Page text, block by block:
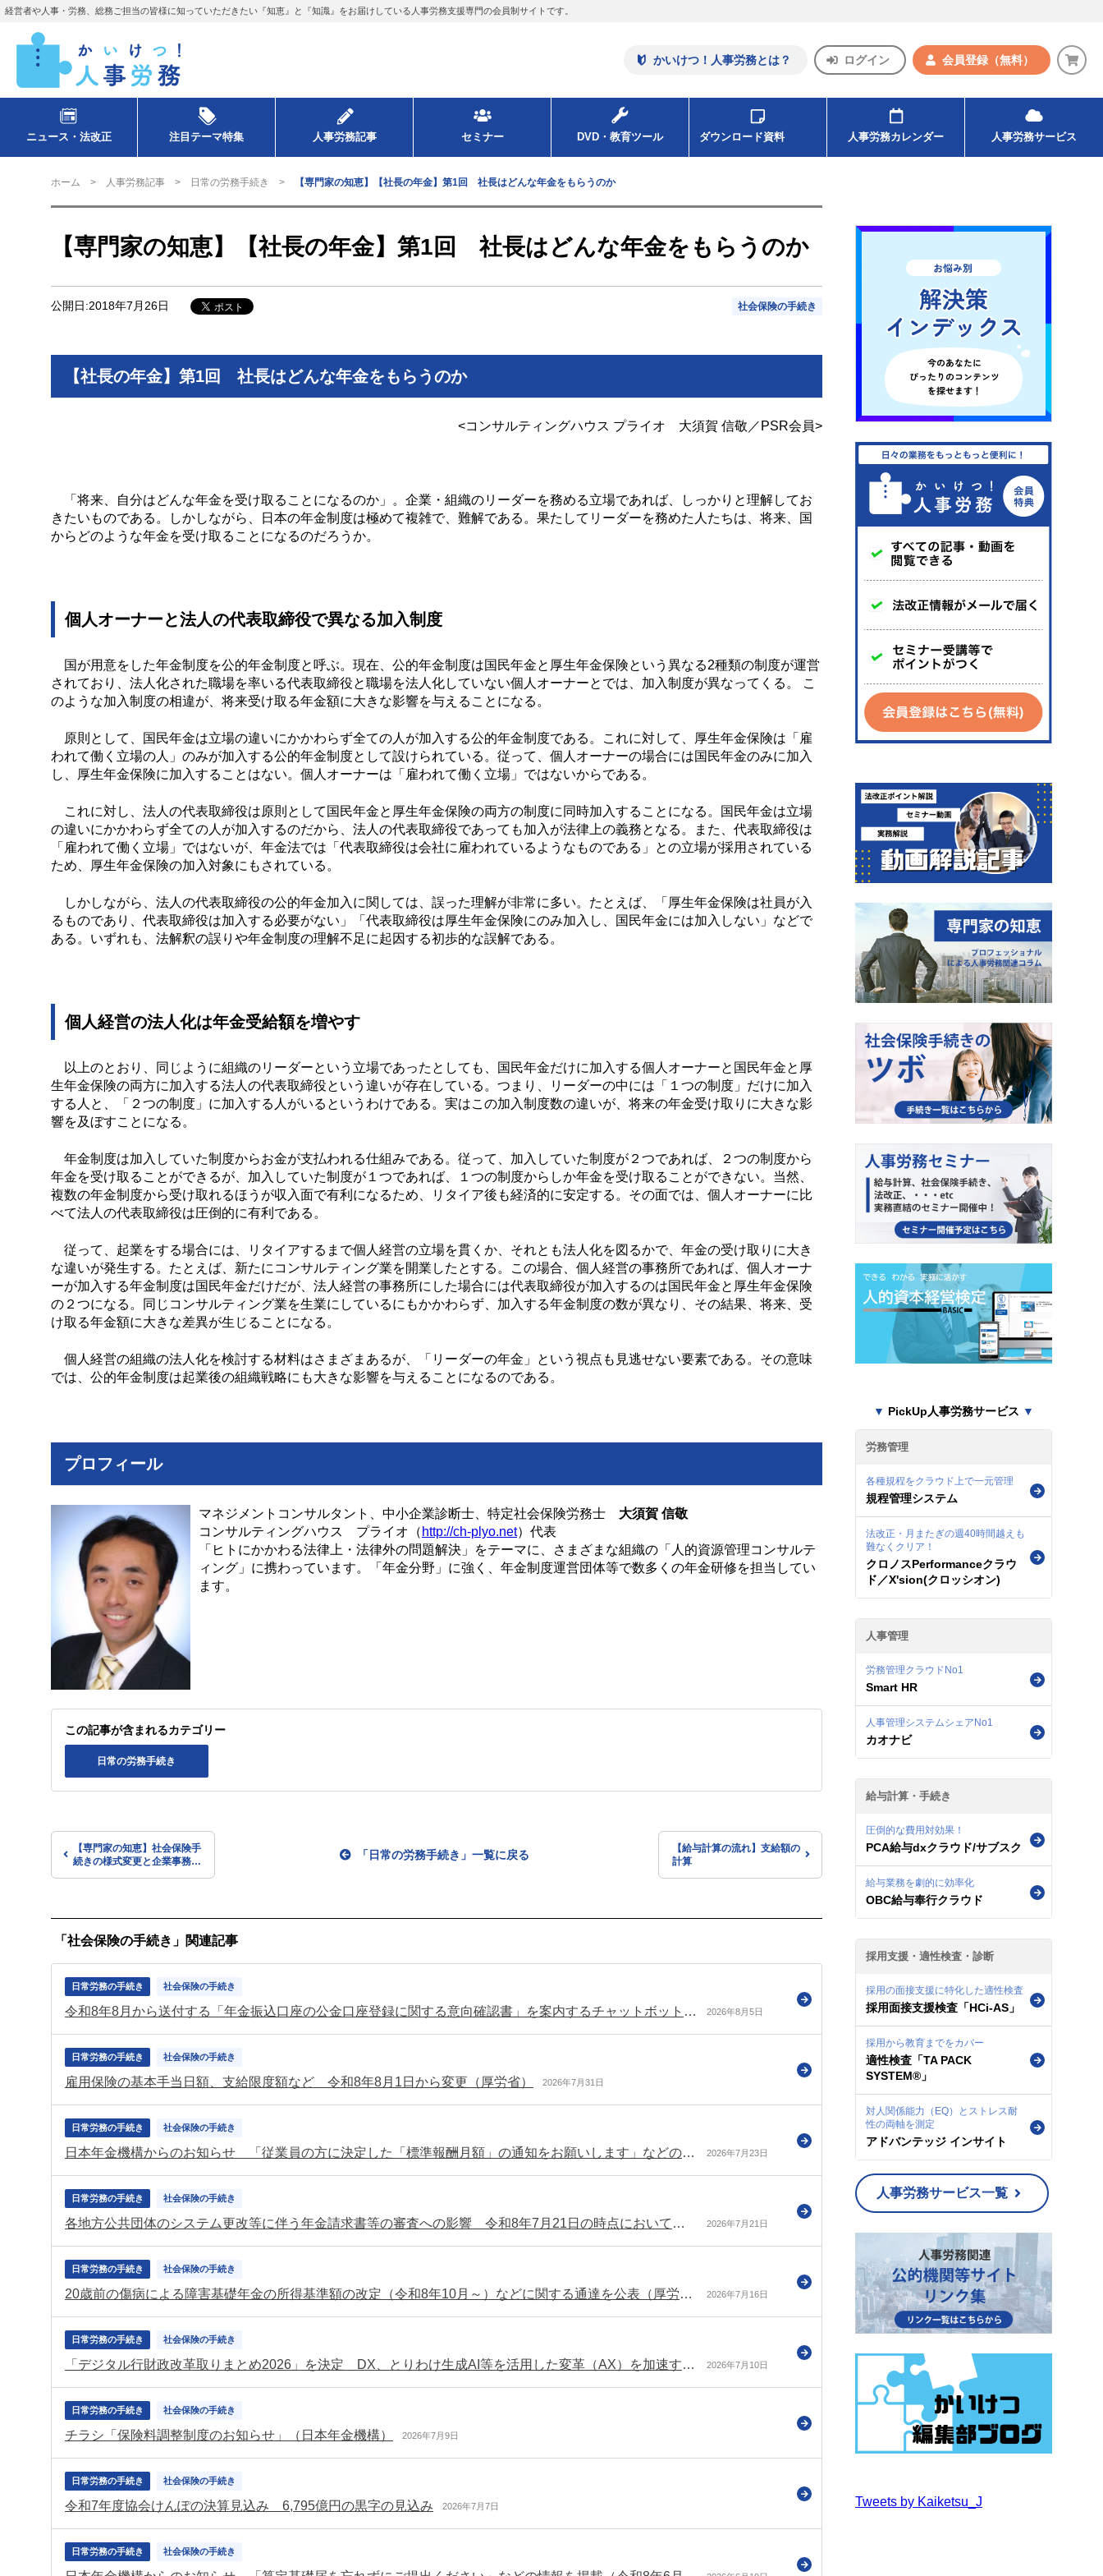
経営者や人事・労務、総務ご担当の皆様に知っていただきたい『知恵』と『知識』をお届けしている人事労務支援専門の会員制サイトです。
かいけつ！人事労務とは？ ログイン 会員登録 （無料）
ニュース・法改正 注目テーマ特集 人事労務記事 セミナー DVD・教育ツール ダウンロード資料 人事労務カレンダー 人事労務サービス
ホーム 人事労務記事 日常の労務手続き 【専門家の知恵】【社長の年金】第1回 社長はどんな年金をもらうのか
【専門家の知恵】【社長の年金】第1回 社長はどんな年金をもらうのか
公開日:2018年7月26日 社会保険の手続き
【社長の年金】第1回 社長はどんな年金をもらうのか
<コンサルティングハウス プライオ 大須賀 信敬／PSR会員>
「将来、自分はどんな年金を受け取ることになるのか」。企業・組織のリーダーを務める立場であれば、しっかりと理解してお
きたいものである。しかしながら、日本の年金制度は極めて複雑で、難解である。果たしてリーダーを務めた人たちは、将来、国
からどのような年金を受け取ることになるのだろうか。
個人オーナーと法人の代表取締役で異なる加入制度
国が用意をした年金制度を公的年金制度と呼ぶ。現在、公的年金制度は国民年金と厚生年金保険という異なる2種類の制度が運営
されており、法人化された職場を率いる代表取締役と職場を法人化していない個人オーナーとでは、加入制度が異なってくる。 こ
のような加入制度の相違が、将来受け取る年金額に大きな影響を与えることになる。
原則として、国民年金は立場の違いにかかわらず全ての人が加入する公的年金制度である。これに対して、厚生年金保険は「雇
われて働く立場の人」のみが加入する公的年金制度として設けられている。従って、個人オーナーの場合には国民年金のみに加入
し、厚生年金保険に加入することはない。個人オーナーは「雇われて働く立場」ではないからである。
これに対し、法人の代表取締役は原則として国民年金と厚生年金保険の両方の制度に同時加入することになる。国民年金は立場
の違いにかかわらず全ての人が加入するのだから、法人の代表取締役であっても加入が法律上の義務となる。また、代表取締役は
「雇われて働く立場」ではないが、年金法では「代表取締役は会社に雇われているようなものである」との立場が採用されている
ため、厚生年金保険の加入対象にもされている。
しかしながら、法人の代表取締役の公的年金加入に関しては、誤った理解が非常に多い。たとえば、「厚生年金保険は社員が入
るものであり、代表取締役は加入する必要がない」「代表取締役は厚生年金保険にのみ加入し、国民年金には加入しない」などで
ある。いずれも、法解釈の誤りや年金制度の理解不足に起因する初歩的な誤解である。
個人経営の法人化は年金受給額を増やす
以上のとおり、同じように組織のリーダーという立場であったとしても、国民年金だけに加入する個人オーナーと国民年金と厚
生年金保険の両方に加入する法人の代表取締役という違いが存在している。つまり、リーダーの中には「１つの制度」だけに加入
する人と、「２つの制度」に加入する人がいるというわけである。実はこの加入制度数の違いが、将来の年金受け取りに大きな影
響を及ぼすことになる。
年金制度は加入していた制度からお金が支払われる仕組みである。従って、加入していた制度が２つであれば、２つの制度から
年金を受け取ることができるが、加入していた制度が１つであれば、１つの制度からしか年金を受け取ることができない。当然、
複数の年金制度から受け取れるほうが収入面で有利になるため、リタイア後も経済的に安定する。その面では、個人オーナーに比
べて法人の代表取締役は圧倒的に有利である。
従って、起業をする場合には、リタイアするまで個人経営の立場を貫くか、それとも法人化を図るかで、年金の受け取りに大き
な違いが発生する。たとえば、新たにコンサルティング業を開業したとする。この場合、個人経営の事務所であれば、個人オーナ
ーが加入する年金制度は国民年金だけだが、法人経営の事務所にした場合には代表取締役が加入するのは国民年金と厚生年金保険
の２つになる。同じコンサルティング業を生業にしているにもかかわらず、加入する年金制度の数が異なり、その結果、将来、受
け取る年金額に大きな差異が生じることになる。
個人経営の組織の法人化を検討する材料はさまざまあるが、「リーダーの年金」という視点も見逃せない要素である。その意味
では、公的年金制度は起業後の組織戦略にも大きな影響を与えることになるのである。
プロフィール
マネジメントコンサルタント、中小企業診断士、特定社会保険労務士 大須賀 信敬
コンサルティングハウス プライオ（ http://ch-plyo.net）代表
「ヒトにかかわる法律上・法律外の問題解決」をテーマに、さまざまな組織の「人的資源管理コンサルテ
ィング」に携わっています。「年金分野」に強く、年金制度運営団体等で数多くの年金研修を担当してい
ます。
この記事が含まれるカテゴリー
日常の労務手続き
【専門家の知恵】社会保険手
続きの様式変更と企業事務の
「日常の労務手続き」一覧に戻る
【給与計算の流れ】支給額の
計算
「社会保険の手続き」関連記事
日常労務の手続き 社会保険の手続き
令和8年8月から送付する「年金振込口座の公金口座登録に関する意向確認書」を案内するチャットボットを開設（日本年金機構） 2026年8月5日
日常労務の手続き 社会保険の手続き
雇用保険の基本手当日額、支給限度額など 令和8年8月1日から変更（厚労省） 2026年7月31日
日常労務の手続き 社会保険の手続き
日本年金機構からのお知らせ 「従業員の方に決定した「標準報酬月額」の通知をお願いします」などの情報を掲載（令和8年7月号） 2026年7月23日
日常労務の手続き 社会保険の手続き
各地方公共団体のシステム更改等に伴う年金請求書等の審査への影響 令和8年7月21日の時点においても処理に1～2週間程度の遅れ（日本年金機構） 2026年7月21日
日常労務の手続き 社会保険の手続き
20歳前の傷病による障害基礎年金の所得基準額の改定（令和8年10月～）などに関する通達を公表（厚労省） 2026年7月16日
日常労務の手続き 社会保険の手続き
「デジタル行財政改革取りまとめ2026」を決定 DX、とりわけ生成AI等を活用した変革（AX）を加速するための取組を推進（内閣官房） 2026年7月10日
日常労務の手続き 社会保険の手続き
チラシ「保険料調整制度のお知らせ」（日本年金機構） 2026年7月9日
日常労務の手続き 社会保険の手続き
令和7年度協会けんぽの決算見込み 6,795億円の黒字の見込み 2026年7月7日
日常労務の手続き 社会保険の手続き
▼ PickUp人事労務サービス ▼
労務管理
各種規程をクラウド上で一元管理
規程管理システム
法改正・月またぎの週40時間越えも
難なくクリア！
クロノスPerformanceクラウ
ド／X'sion(クロッシオン)
人事管理
労務管理クラウドNo1
Smart HR
人事管理システムシェアNo1
カオナビ
給与計算・手続き
圧倒的な費用対効果！
PCA給与dxクラウド/サブスク
給与業務を劇的に効率化
OBC給与奉行クラウド
採用支援・適性検査・診断
採用の面接支援に特化した適性検査
採用面接支援検査「HCi-AS」
採用から教育までをカバー
適性検査「TA PACK
SYSTEM®」
対人関係能力（EQ）とストレス耐
性の両軸を測定
アドバンテッジ インサイト
人事労務サービス一覧
Tweets by Kaiketsu_J